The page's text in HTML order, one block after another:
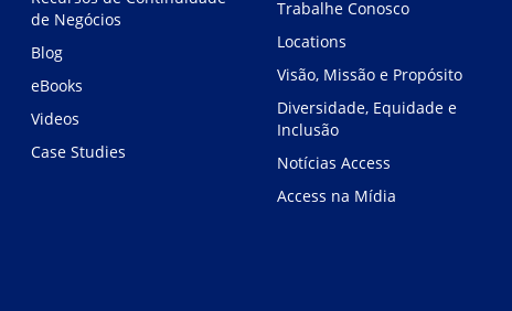
de Negócios
Blog
eBooks
Videos
Case Studies
Trabalhe Conosco
Locations
Visão, Missão e Propósito
Diversidade, Equidade e
Inclusão
Notícias Access
Access na Mídia